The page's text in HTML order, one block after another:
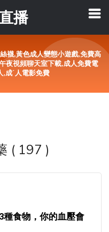
播
襪,黃色成人變態小遊戲,免費高
夜視頻聊天室下載,成人免費電
成˙人電影免費
( 197 )
種食物，你的血壓會